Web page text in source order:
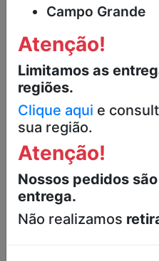
900G
RAÇÃO SECA
SABOR FRANGO
900G
R$22,90
R$18,99
-
Campo Grande
Atenção!
Limitamos as
regiões.
Clique aqui e
sua região.
Atenção!
Nossos pedidos
entrega.
Não realizamos